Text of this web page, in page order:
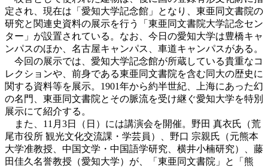
定され、現在は「愛知大学記念館」となり、東亜同文書院の
研究と関連史資料の展示を行う「東亜同文書院大学記念セン
ター」が設置されている。なお、今日の愛知大学は豊橋キャ
ンパスのほか、名古屋キャンパス、車道キャンパスがある。
今回の展示では、愛知大学記念館が所蔵している貴重なコ
レクションや、前身である東亜同文書院を含む同大の歴史に
関する資料等を展示。1901年から約半世紀、上海にあった幻
の名門、東亜同文書院とその脈流を受け継ぐ愛知大学を特別
展示にて紹介する。
また、11月3日（日）には講演会を開催。 野田 真衣氏（荒
尾市役所 観光文化交流課・学芸員 ）、 野口 宗親氏（元熊本
大学准教授、中国文学・中国語学研究、横井小楠研究）、 藤
田佳久名誉教授（愛知大学） が、「 東亜同文書院」と「熊